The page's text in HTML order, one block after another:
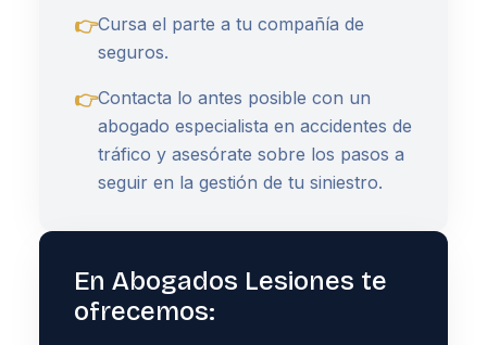
👉Cursa el parte a tu compañía de
seguros.
👉Contacta lo antes posible con un
abogado especialista en accidentes de
tráfico y asesórate sobre los pasos a
seguir en la gestión de tu siniestro.
En Abogados Lesiones te
ofrecemos: